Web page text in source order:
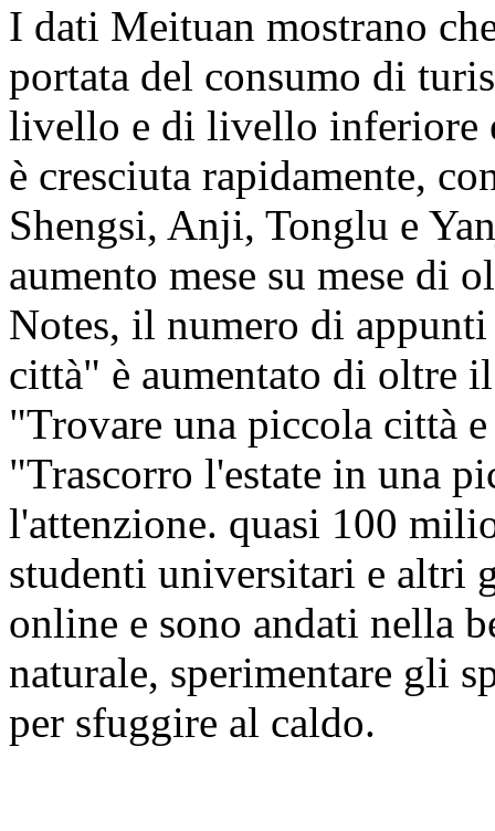
I dati Meituan mostrano
portata del consumo di
livello e di livello inferiore
è cresciuta rapidamente,
Shengsi, Anji, Tonglu e
aumento mese su mese di
Notes, il numero di
città" è aumentato di oltre
"Trovare una piccola città
"Trascorro l'estate in una
l'attenzione. quasi 100
studenti universitari e altri
online e sono andati nella
naturale, sperimentare gli
per sfuggire al caldo.